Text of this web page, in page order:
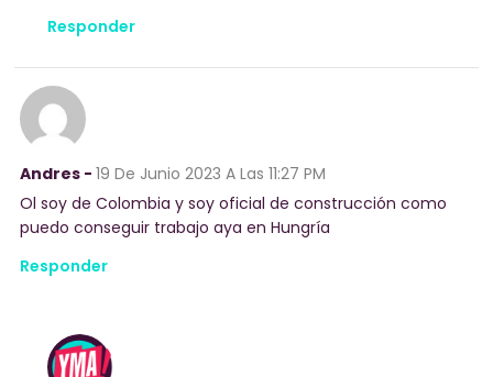
Responder
Andres - 19 De Junio 2023 A Las 11:27 PM
Ol soy de Colombia y soy oficial de construcción como
puedo conseguir trabajo aya en Hungría
Responder